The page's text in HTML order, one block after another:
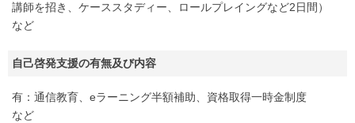
講師を招き、ケーススタディー、ロールプレイングなど2日間）
など
自己啓発支援の有無及び内容
有：通信教育、eラーニング半額補助、資格取得一時金制度
など